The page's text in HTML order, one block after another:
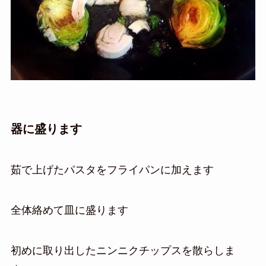
器に盛ります
茹で上げたパスタをフライパンに加えます
全体絡めて皿に盛ります
初めに取り出したニンニクチップスを散らしま